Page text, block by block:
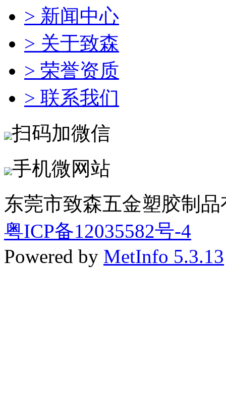
> 新闻中心
> 关于致森
> 荣誉资质
> 联系我们
扫码加微信
手机微网站
东莞市致森五金塑胶制
粤ICP备12035582号-4
Powered by MetInfo 5.3.13